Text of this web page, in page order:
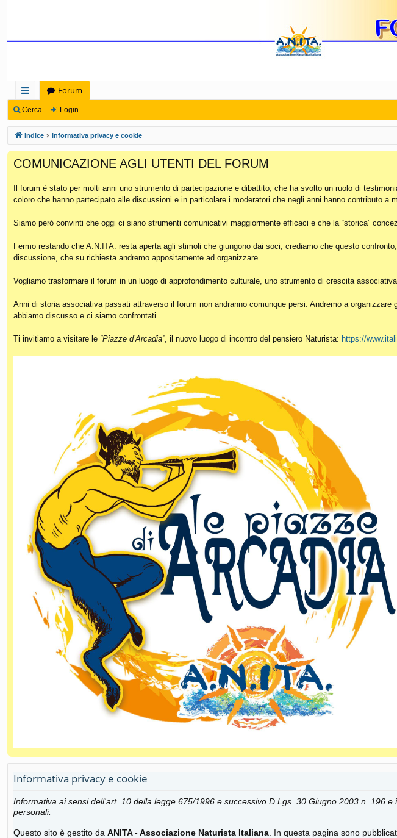
oll
eg
a
m
en
ti
Ra
di
Forum
Cerca Login
Indice Informativa privacy e cookie
COMUNICAZIONE AGLI UTENTI DEL FORUM
Il forum è stato per molti anni uno strumento di partecipazione e dibattito, che ha svolto un ruolo di
coloro che hanno partecipato alle discussioni e in particolare i moderatori che negli anni hanno contributo a
Siamo però convinti che oggi ci siano strumenti comunicativi maggiormente efficaci e che la “storica”
Fermo restando che A.N.ITA. resta aperta agli stimoli che giungono dai soci, crediamo che questo
discussione, che su richiesta andremo appositamente ad organizzare.
Vogliamo trasformare il forum in un luogo di approfondimento culturale, uno strumento di crescita
Anni di storia associativa passati attraverso il forum non andranno comunque persi. Andremo a
abbiamo discusso e ci siamo confrontati.
Ti invitiamo a visitare le “Piazze d’Arcadia”, il nuovo luogo di incontro del pensiero Naturista: https://
Informativa privacy e cookie
Informativa ai sensi dell'art. 10 della legge 675/1996 e successivo D.Lgs. 30 Giugno 2003 n. 196
personali.
Questo sito è gestito da ANITA - Associazione Naturista Italiana . In questa pagina sono